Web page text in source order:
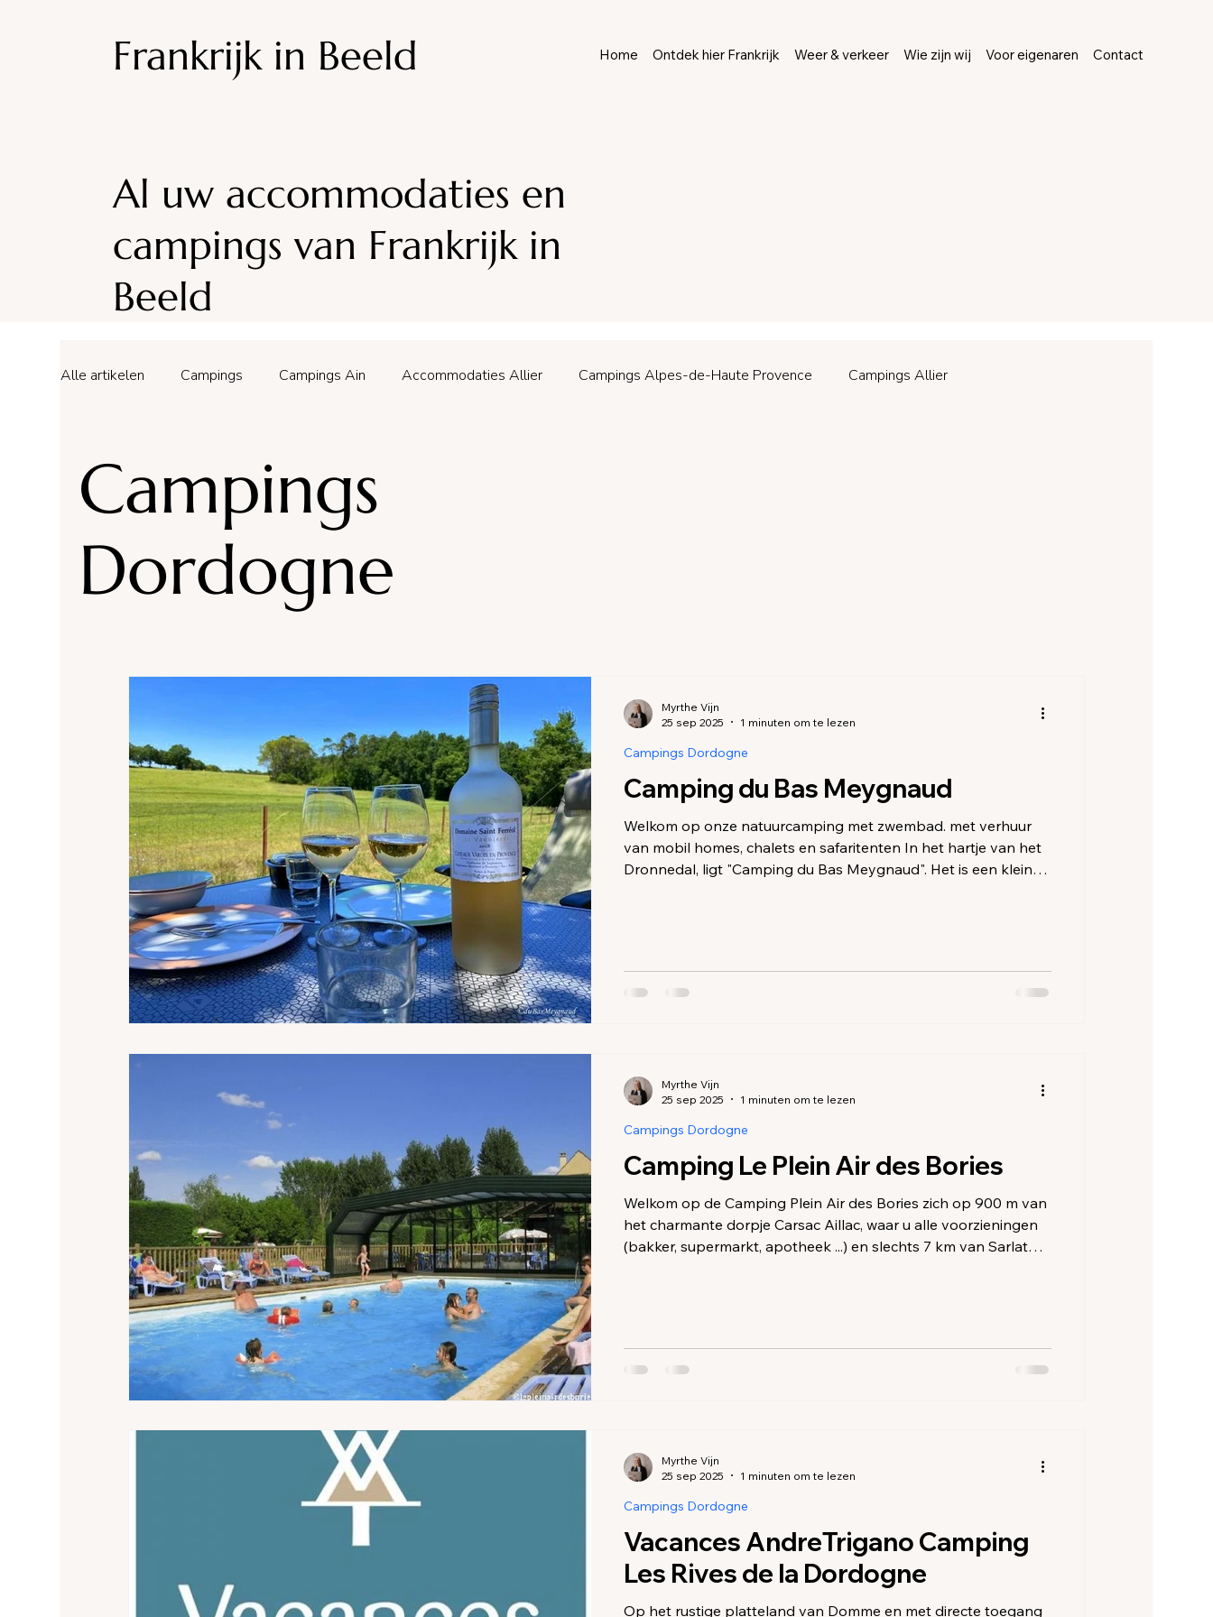
Frankrijk in Beeld Home Ontdek hier Frankrijk Weer & verkeer Wie zijn wij Voor eigenaren Contact
Al uw accommodaties en
campings van Frankrijk in
Beeld
Alle artikelen Campings Campings Ain Accommodaties Allier Campings Alpes-de-Haute Provence Campings Allier
Campings Loire Highlights Auvergne Rhone Alpes
Campings Isère Campings/ accommodaties Puy-de-Dôme
Campings Vosges Campings accommodatie Pas de Calais Campings Yvelines
Campings en accommodatie Charante Campings Charente-Maritime Campings en accommodatie Correze
Campings accommodatie Creuse
Campings
Dordogne
Camping du Bas Meygnaud
Welkom op onze natuurcamping met zwembad. met verhuur
van mobil homes, chalets en safaritenten In het hartje van het
Dronnedal, ligt "Camping du Bas Meygnaud". Het is een kleine,
Campings Dordogne
Myrthe Vijn
25 sep 2025
1 minuten om te lezen
Camping Le Plein Air des Bories
Welkom op de Camping Plein Air des Bories zich op 900 m van
het charmante dorpje Carsac Aillac, waar u alle voorzieningen
(bakker, supermarkt, apotheek ...) en slechts 7 km van Sarlat
Campings Dordogne
Myrthe Vijn
25 sep 2025
1 minuten om te lezen
Vacances AndreTrigano Camping
Les Rives de la Dordogne
Op het rustige platteland van Domme en met directe toegang
Campings Dordogne
Myrthe Vijn
25 sep 2025
1 minuten om te lezen